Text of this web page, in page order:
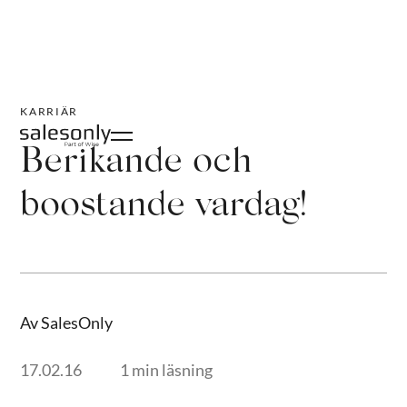
KARRIÄR
Berikande och
boostande vardag!
Av SalesOnly
17.02.16 1 min läsning